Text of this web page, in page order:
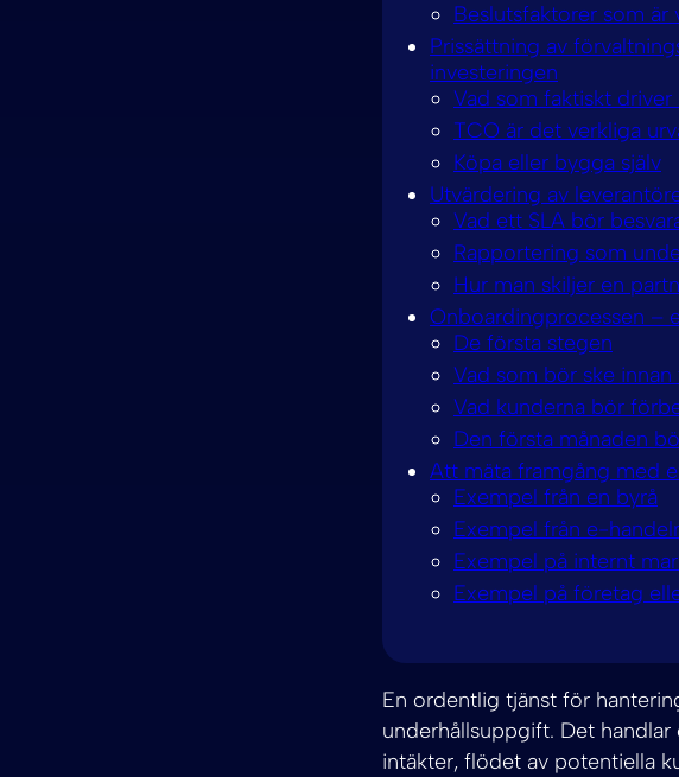
Beslutsfaktorer som är
Prissättning av
investeringen
Vad som faktiskt driver
TCO är det verkliga
Köpa eller bygga själv
Utvärdering av
Vad ett SLA bör
Rapportering som
Hur man skiljer en
Onboardingprocessen –
De första stegen
Vad som bör ske
Vad kunderna bör
Den första månaden
Att mäta framgång med
Exempel från en byrå
Exempel från e-
Exempel på internt
Exempel på företag
En ordentlig tjänst för
underhållsuppgift. Det
intäkter, flödet av potentiella